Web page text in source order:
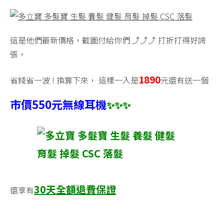
這是他們最新價格，截圖付給你們 ⤴️⤴️⤴️ 打折打得好誇
張，
省錢省一波 ! 換算下來， 這樣一入是1890元還有送一個
市價550元無線耳機✨✨✨
還享有30天全額退費保證